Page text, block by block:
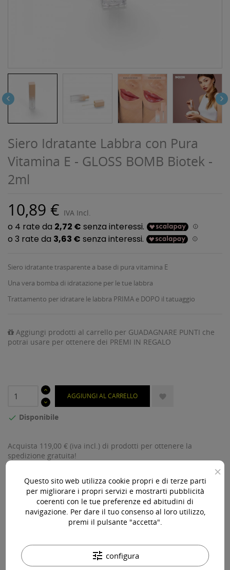
 
Siero Idratante Labbra con Pura
Vitamina E - GLOSS BOMB Biotek -
2ml
10,89 € IVA Incl.
Siero idratante trasparente a base di pura vitamina E
Una vera bomba di idratazione per le tue labbra
Trattamento per idratare le labbra PRIMA e DOPO il tatuaggio
Aggiungi prodotti al carrello per GUADAGNARE PUNTI che
potrai usare per ottenere dei PREMI IN REGALO
AGGIUNGI AL CARRELLO 
 Disponibile
Acquista 119,00 € (iva incl.) di prodotti per ottenere la
spedizione gratuita!
Paga online, alla consegna o in comode rate
Consegna in 24-48 ore lavorative*
×
Questo sito web utilizza cookie propri e di terze parti
per migliorare i propri servizi e mostrarti pubblicità
coerenti con le tue preferenze ed abitudini di
navigazione. Per dare il tuo consenso al loro utilizzo,
premi il pulsante "accetta".
tune configura